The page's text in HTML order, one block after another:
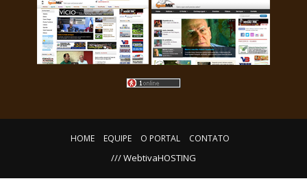
HOME EQUIPE O PORTAL CONTATO
/// WebtivaHOSTING